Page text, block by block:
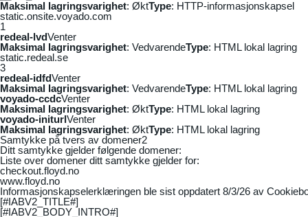
Maksimal lagringsvarighet: ØktType: HTTP-informasjonskapsel
static.onsite.voyado.com
1
redeal-lvdVenter
Maksimal lagringsvarighet: VedvarendeType: HTML lokal lagring
static.redeal.se
3
redeal-idfdVenter
Maksimal lagringsvarighet: VedvarendeType: HTML lokal lagring
voyado-ccdcVenter
Maksimal lagringsvarighet: ØktType: HTML lokal lagring
voyado-initurlVenter
Maksimal lagringsvarighet: ØktType: HTML lokal lagring
Samtykke på tvers av domener2
Ditt samtykke gjelder følgende domener:
Liste over domener ditt samtykke gjelder for:
checkout.floyd.no
www.floyd.no
Informasjonskapselerklæringen ble sist oppdatert 8/3/26 av
[#IABV2_TITLE#]
[#IABV2_BODY_INTRO#]